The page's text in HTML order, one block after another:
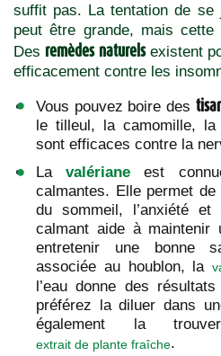
suffit pas. La tentation de se
peut être grande, mais
Des remèdes naturelsexistent
efficacement contre les
Vous pouvez boire des
le tilleul, la camomille,
sont efficaces contre la
Lavalériane est
calmantes. Elle permet
du sommeil, l’anxiété et
calmant aide à
entretenir une bonne
associée au houblon, la
l’eau donne des
préférez la diluer dans
également la
extrait de plante fraîche.